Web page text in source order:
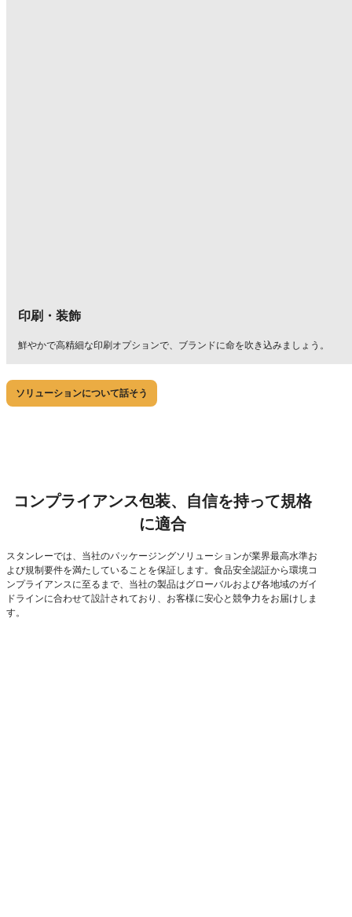
印刷・装飾
鮮やかで高精細な印刷オプションで、ブランドに命を吹き込みましょう。
ソリューションについて話そう
コンプライアンス包装、自信を持って規格
に適合
スタンレーでは、当社のパッケージングソリューションが業界最高水準お
よび規制要件を満たしていることを保証します。食品安全認証から環境コ
ンプライアンスに至るまで、当社の製品はグローバルおよび各地域のガイ
ドラインに合わせて設計されており、お客様に安心と競争力をお届けしま
す。